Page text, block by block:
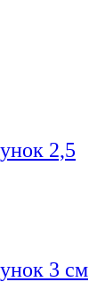
2,5
3 см